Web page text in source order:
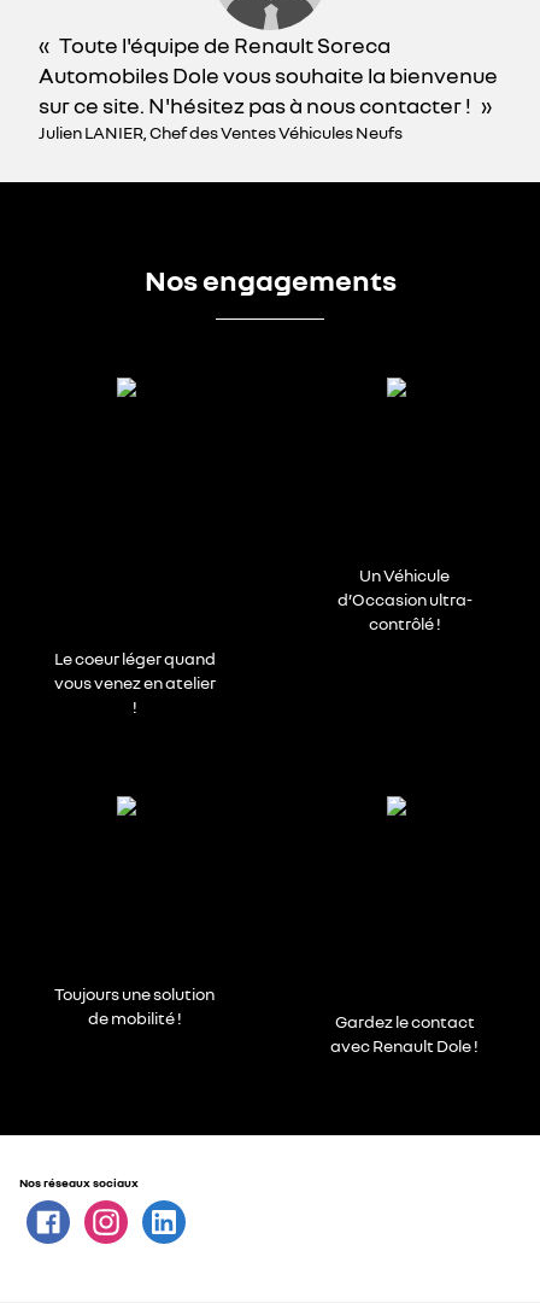
Toute l'équipe de Renault Soreca
Automobiles Dole vous souhaite la bienvenue
sur ce site. N'hésitez pas à nous contacter !
Julien LANIER, Chef des Ventes Véhicules Neufs
Nos engagements
Le coeur léger quand
vous venez en atelier
!
Un Véhicule
d’Occasion ultra-
contrôlé !
Toujours une solution
de mobilité !
Gardez le contact
avec Renault Dole !
Nos réseaux sociaux